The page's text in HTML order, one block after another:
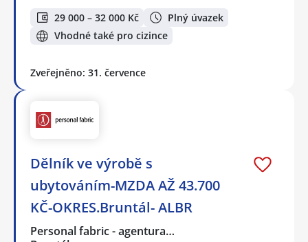
29 000 – 32 000 Kč
Plný úvazek
Vhodné také pro cizince
Zveřejněno: 31. července
Dělník ve výrobě s
ubytováním-MZDA AŽ 43.700
KČ-OKRES.Bruntál- ALBR
Personal fabric - agentura…